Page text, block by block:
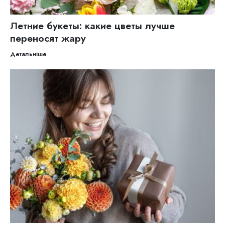
Летние букеты: какие цветы лучше
переносят жару
Детальніше